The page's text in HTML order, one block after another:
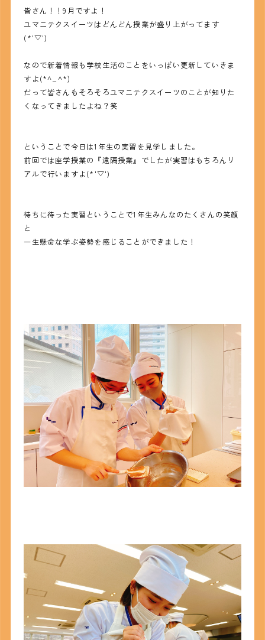
皆さん！！9月ですよ！
ユマニテクスイーツはどんどん授業が盛り上がってます
(*'▽')
なので新着情報も学校生活のことをいっぱい更新していきま
すよ(*^_^*)
だって皆さんもそろそろユマニテクスイーツのことが知りた
くなってきましたよね？笑
ということで今日は1年生の実習を見学しました。
前回では座学授業の『遠隔授業』でしたが実習はもちろんリ
アルで行いますよ(*'▽')
待ちに待った実習ということで1年生みんなのたくさんの笑顔
と
一生懸命な学ぶ姿勢を感じることができました！